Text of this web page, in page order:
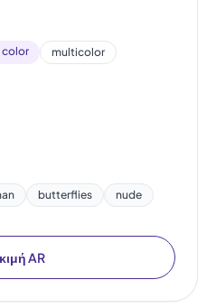
color multicolor
butterflies nude
AR